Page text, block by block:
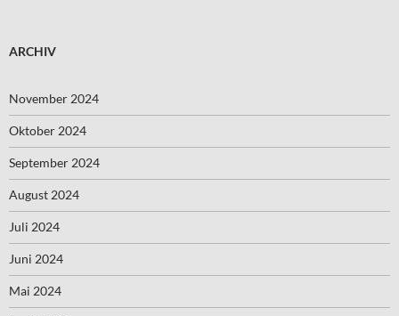
ARCHIV
November 2024
Oktober 2024
September 2024
August 2024
Juli 2024
Juni 2024
Mai 2024